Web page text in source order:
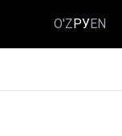
O'ZРУEN